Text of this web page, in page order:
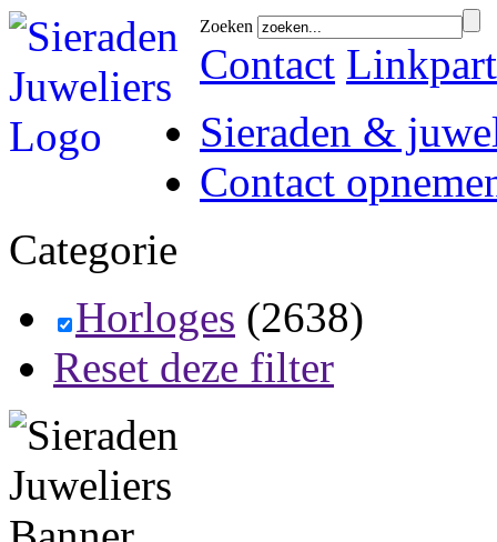
Zoeken
Contact
Sieraden &
Contact
Categorie
Horloges (2638)
Reset deze filter